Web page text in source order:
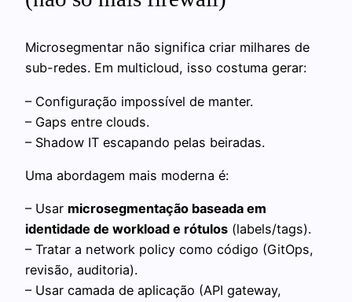
Microsegmentar não significa criar milhares de
sub-redes. Em multicloud, isso costuma gerar:
– Configuração impossível de manter.
– Gaps entre clouds.
– Shadow IT escapando pelas beiradas.
Uma abordagem mais moderna é:
– Usar microsegmentação baseada em
identidade de workload e rótulos (labels/tags).
– Tratar a network policy como código (GitOps,
revisão, auditoria).
– Usar camada de aplicação (API gateway,